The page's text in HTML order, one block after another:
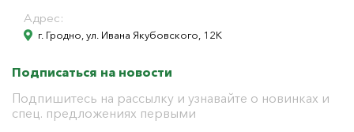
Адрес:
г. Гродно, ул. Ивана Якубовского, 12К
Подписаться на новости
Подпишитесь на рассылку и узнавайте о новинках и
спец. предложениях первыми